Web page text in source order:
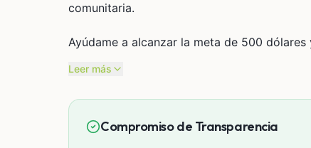
comunitaria.
Ayúdame a alcanzar la meta de 500
Leer más
Compromiso de Transparencia